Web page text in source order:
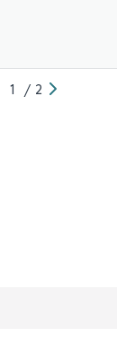
1 / 2
(dm3 per